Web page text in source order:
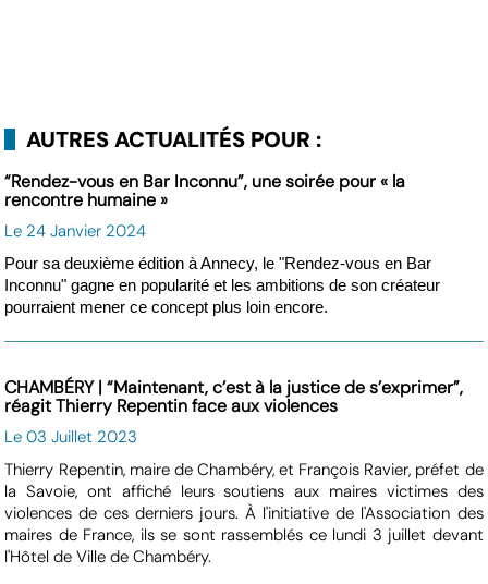
AUTRES ACTUALITÉS POUR :
“Rendez-vous en Bar Inconnu”, une soirée pour « la
rencontre humaine »
Le 24 Janvier 2024
Pour sa deuxième édition à Annecy, le "Rendez-vous en Bar
Inconnu" gagne en popularité et les ambitions de son créateur
pourraient mener ce concept plus loin encore.
CHAMBÉRY | “Maintenant, c’est à la justice de s’exprimer”,
réagit Thierry Repentin face aux violences
Le 03 Juillet 2023
Thierry Repentin, maire de Chambéry, et François Ravier, préfet de
la Savoie, ont affiché leurs soutiens aux maires victimes des
violences de ces derniers jours. À l'initiative de l'Association des
maires de France, ils se sont rassemblés ce lundi 3 juillet devant
l'Hôtel de Ville de Chambéry.